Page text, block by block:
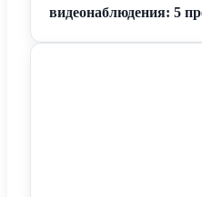
видеонаблюдения: 5